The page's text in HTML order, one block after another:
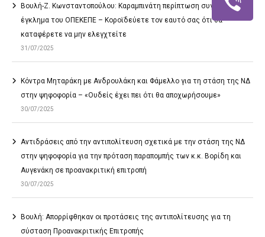
Βουλή-Ζ. Κωνσταντοπούλου: Καραμπινάτη περίπτωση συγκάλυψης το
έγκλημα του ΟΠΕΚΕΠΕ – Κοροϊδεύετε τον εαυτό σας ότι θα
καταφέρετε να μην ελεγχτείτε
31/07/2025
Κόντρα Μηταράκη με Ανδρουλάκη και Φάμελλο για τη στάση της ΝΔ
στην ψηφοφορία – «Ουδείς έχει πει ότι θα αποχωρήσουμε»
30/07/2025
Αντιδράσεις από την αντιπολίτευση σχετικά με την στάση της ΝΔ
στην ψηφοφορία για την πρόταση παραπομπής των κ.κ. Βορίδη και
Αυγενάκη σε προανακριτική επιτροπή
30/07/2025
Βουλή: Απορρίφθηκαν οι προτάσεις της αντιπολίτευσης για τη
σύσταση Προανακριτικής Επιτροπής